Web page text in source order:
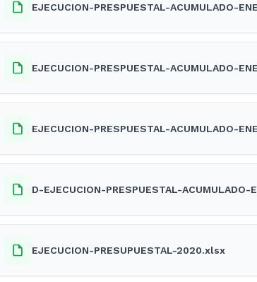
EJECUCION-PRESPUESTAL-ACUMULADO-
EJECUCION-PRESPUESTAL-ACUMULADO-
EJECUCION-PRESPUESTAL-ACUMULADO-
D-EJECUCION-PRESPUESTAL-ACUMULADO-
EJECUCION-PRESUPUESTAL-2020.xlsx